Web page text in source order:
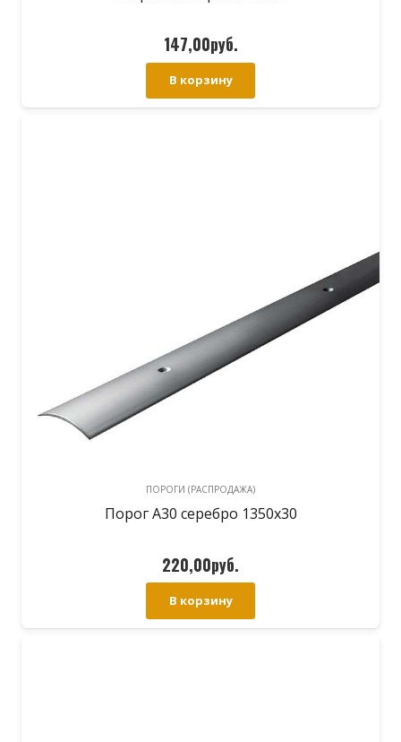
147,00руб.
В корзину
ПОРОГИ (РАСПРОДАЖА)
Порог А30 серебро 1350х30
220,00руб.
В корзину